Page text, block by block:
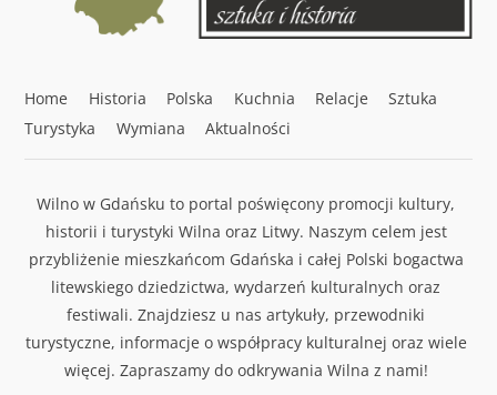
Home Historia Polska Kuchnia Relacje
Sztuka
Turystyka
Wymiana Aktualności
Wilno w Gdańsku to portal poświęcony promocji kultury,
historii i turystyki Wilna oraz Litwy. Naszym celem jest
przybliżenie mieszkańcom Gdańska i całej Polski bogactwa
litewskiego dziedzictwa, wydarzeń kulturalnych oraz
festiwali. Znajdziesz u nas artykuły, przewodniki
turystyczne, informacje o współpracy kulturalnej oraz wiele
więcej. Zapraszamy do odkrywania Wilna z nami!